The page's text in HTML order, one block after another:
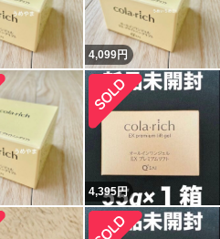
4,099円
4,395円